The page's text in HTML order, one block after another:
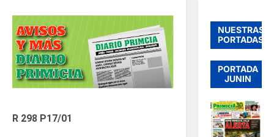
R 298 P17/01
NUESTRAS
PORTADAS
PORTADA
JUNIN